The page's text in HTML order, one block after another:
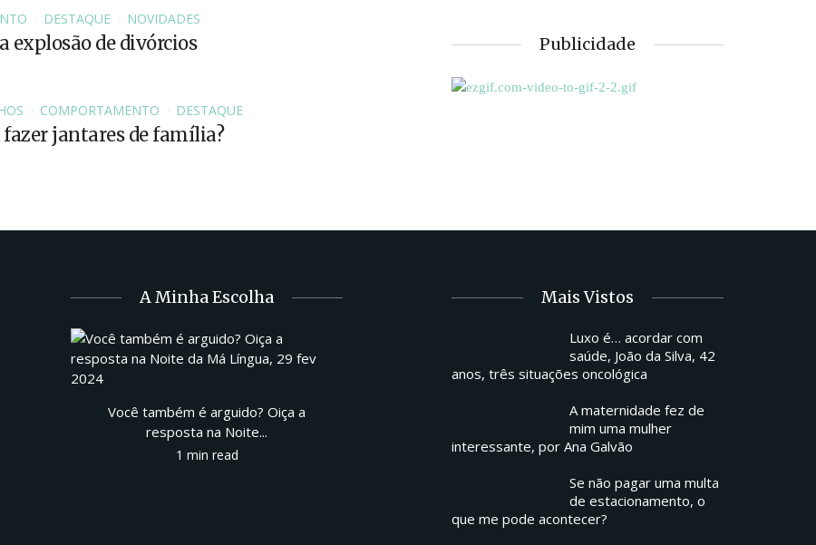
DESTAQUE NOVIDADES
explosão de divórcios
COMPORTAMENTO DESTAQUE
fazer jantares de família?
Publicidade
A Minha Escolha
Você também é arguido? Oiça a
resposta na Noite...
1 min read
Mais Vistos
Luxo é… acordar com
saúde, João da Silva, 42
anos, três situações oncológica
A maternidade fez de
mim uma mulher
interessante, por Ana Galvão
Se não pagar uma multa
de estacionamento, o
que me pode acontecer?